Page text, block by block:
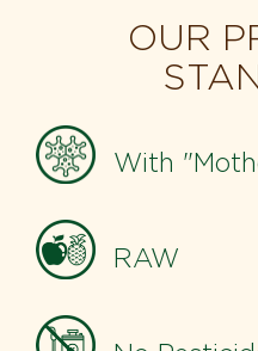
OUR
With
RAW